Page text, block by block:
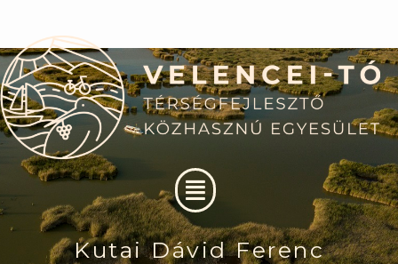
content
Menu
Kutai Dávid Ferenc